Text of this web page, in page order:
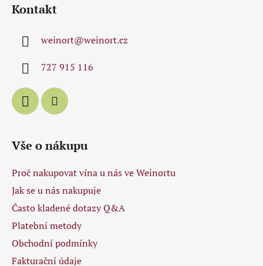
Kontakt
weinort@weinort.cz
727 915 116
Vše o nákupu
Proč nakupovat vína u nás ve Weinortu
Jak se u nás nakupuje
Často kladené dotazy Q&A
Platební metody
Obchodní podmínky
Fakturační údaje